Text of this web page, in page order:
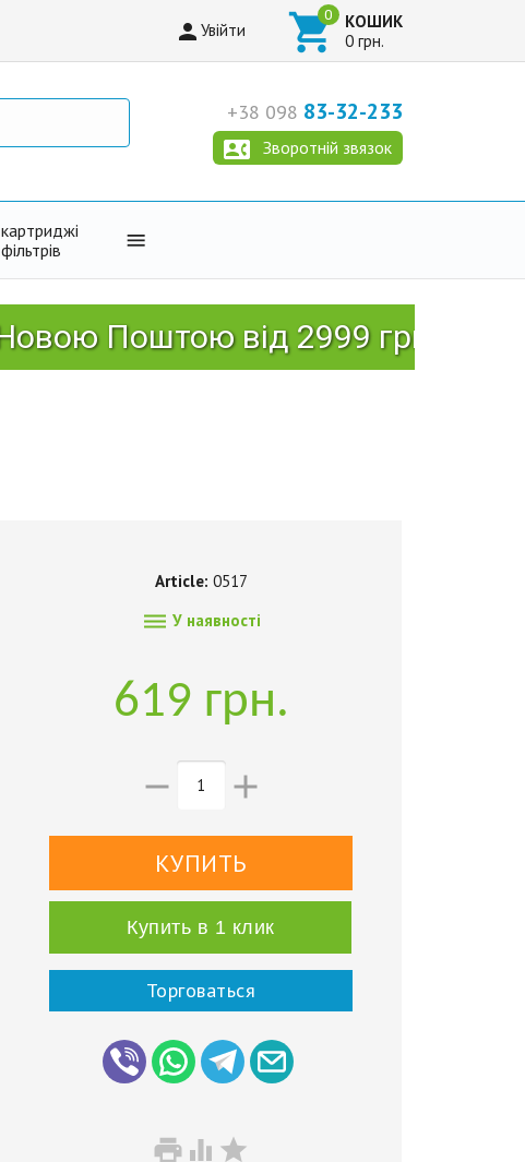
Увійти  КОШИК
0 грн.
+38 098 83-32-233
Зворотній звязок
картриджі

Поштою від 2999 грн!
Article: 0517
 У наявності
619 грн.
 
Купить в 1 клик
Торговаться
  